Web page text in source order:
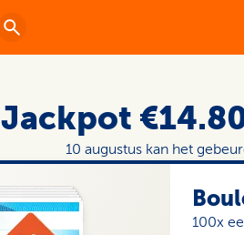
Jackpot
10 augustus kan het
100x